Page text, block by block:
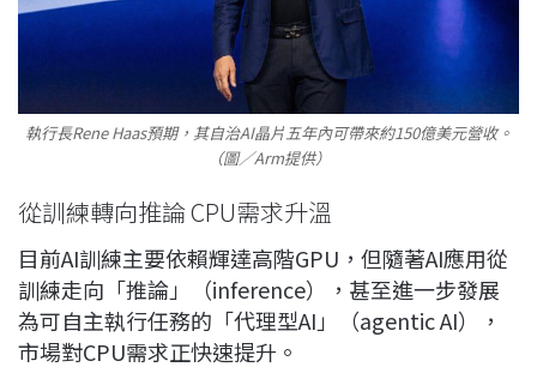
執行長Rene Haas預期，其自治AI晶片五年內可帶來約150億美元營收。
（圖／Arm提供）
從訓練轉向推論 CPU需求升溫
目前AI訓練主要依賴輝達高階GPU，但隨著AI應用從
訓練走向「推論」（inference），甚至進一步發展
為可自主執行任務的「代理型AI」（agentic AI），
市場對CPU需求正快速提升。